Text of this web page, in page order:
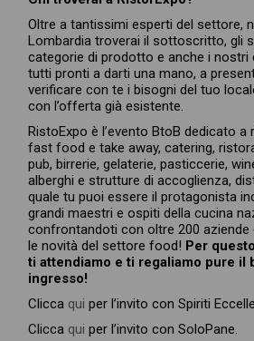
Oltre a tantissimi esperti del settore,
Lombardia troverai il sottoscritto, gli
categorie di prodotto e anche i nostri
tutti pronti a darti una mano, a
verificare con te i bisogni del tuo
con l’offerta già esistente.
RistoExpo è l’evento BtoB dedicato a
fast food e take away, catering,
pub, birrerie, gelaterie, pasticcerie,
alberghi e strutture di accoglienza,
quale tu puoi essere il protagonista
grandi maestri e ospiti della cucina
confrontandoti con oltre 200
le novità del settore food! Per
ti attendiamo e ti regaliamo pure il
ingresso!
Clicca qui per l’invito con Spiriti
Clicca qui per l’invito con SoloPane.